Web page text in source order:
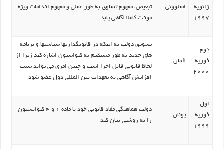
ژانویه
1997
اسلوونی
تبعیض، مفهوم تساوی به طور عملی و مفهوم اقدامات ویژه
موقت کاملا آگاهی یابد
دوم
فوریه
2000
آلمان
تشویق دولت به اینکه در قانونگذاریها سیاستها و برنامه
های جدید به طور مستقیم به کنواسیون اشاره کند زیرا از
لحاظ قانونی قابل اجرا است و چنین امری می تواند سبب
افزایش آگاهی به تعهدات بین المللی دول عضو شود
اول
فوریه
1999
یونان
دولت هماهنگی مفاد قانونی خود با ماده 1 و 4 کنوانسیون
را به روشنی بیان کند